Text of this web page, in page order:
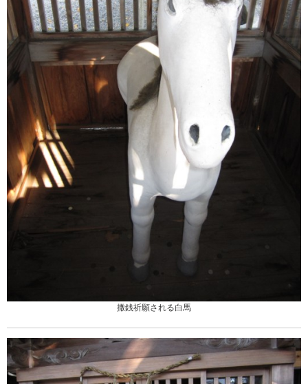
撒銭祈願される白馬